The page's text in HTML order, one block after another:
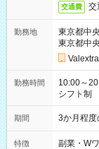
交通費 交
勤務地
東京都中
東京都中
Valextra
勤務時間
10:00～20:00 実働7.5時間／休憩1.5時間 営業
シフト制
期間 3か月程
特徴 副業・W